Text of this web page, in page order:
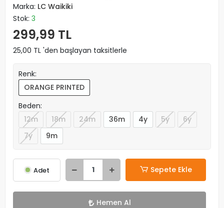
Marka: LC Waikiki
Stok: 3
299,99 TL
25,00 TL 'den başlayan taksitlerle
Renk:
ORANGE PRINTED
Beden:
12m
18m 24m 36m 4y 5y
6y
7y
9m
Adet Sepete Ekle
Hemen Al